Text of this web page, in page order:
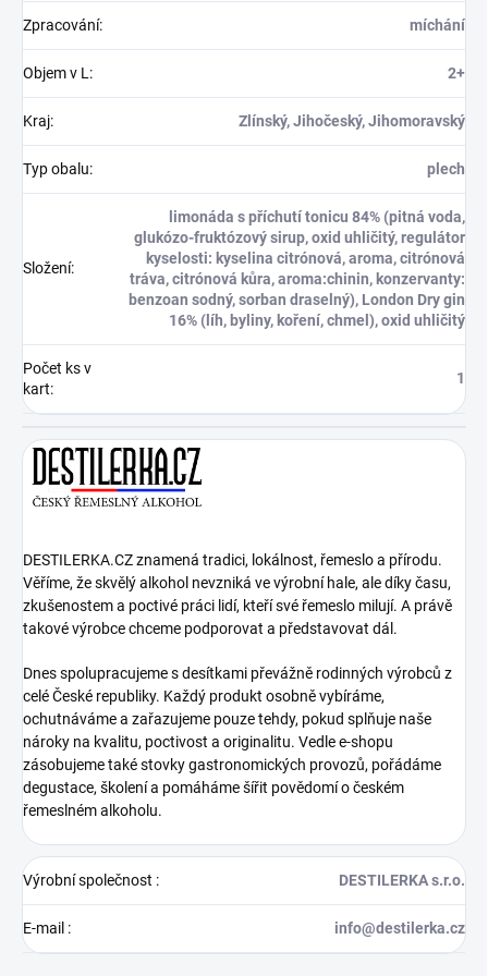
Zpracování: míchání
Objem v L: 2+
Kraj: Zlínský, Jihočeský, Jihomoravský
Typ obalu: plech
Složení:
limonáda s příchutí tonicu 84% (pitná voda,
glukózo-fruktózový sirup, oxid uhličitý, regulátor
kyselosti: kyselina citrónová, aroma, citrónová
tráva, citrónová kůra, aroma:chinin, konzervanty:
benzoan sodný, sorban draselný), London Dry gin
16% (líh, byliny, koření, chmel), oxid uhličitý
Počet ks v
kart:
1
DESTILERKA.CZ znamená tradici, lokálnost, řemeslo a přírodu.
Věříme, že skvělý alkohol nevzniká ve výrobní hale, ale díky času,
zkušenostem a poctivé práci lidí, kteří své řemeslo milují. A právě
takové výrobce chceme podporovat a představovat dál.
Dnes spolupracujeme s desítkami převážně rodinných výrobců z
celé České republiky. Každý produkt osobně vybíráme,
ochutnáváme a zařazujeme pouze tehdy, pokud splňuje naše
nároky na kvalitu, poctivost a originalitu. Vedle e-shopu
zásobujeme také stovky gastronomických provozů, pořádáme
degustace, školení a pomáháme šířit povědomí o českém
řemeslném alkoholu.
Výrobní společnost : DESTILERKA s.r.o.
E-mail : info@destilerka.cz